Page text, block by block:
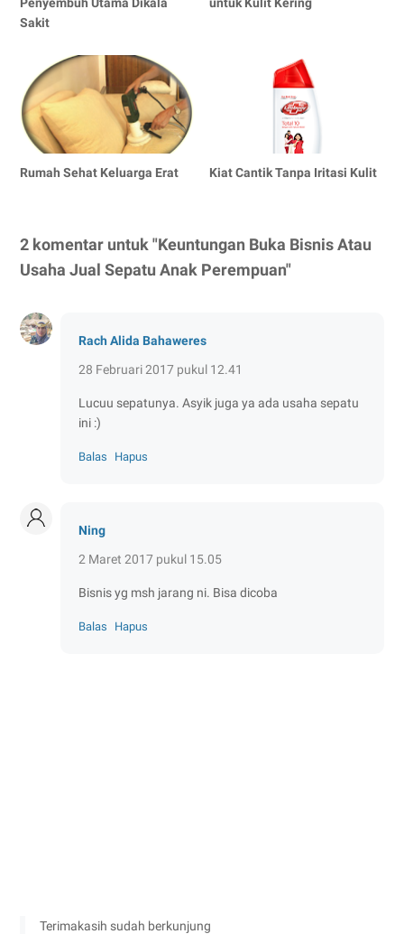
Sakit
Rumah Sehat Keluarga Erat Kiat Cantik Tanpa Iritasi Kulit
2 komentar untuk "Keuntungan Buka Bisnis Atau
Usaha Jual Sepatu Anak Perempuan"
Rach Alida Bahaweres
28 Februari 2017 pukul 12.41
Lucuu sepatunya. Asyik juga ya ada usaha sepatu
ini :)
Balas Hapus
Ning
2 Maret 2017 pukul 15.05
Bisnis yg msh jarang ni. Bisa dicoba
Balas Hapus
Terimakasih sudah berkunjung